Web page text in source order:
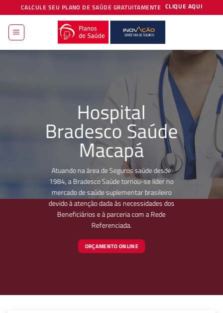
to
content
CALCULE SEU PLANO DE SAÚDE GRATUITAMENTE CLIQUE AQUI
Hospital
Bradesco Saúde
Macapá
Atuando na área de Seguros saúde desde
1984, a Bradesco Saúde tornou-se líder no
mercado de saúde suplementar brasileiro
devido à atenção dada às necessidades dos
Beneficiários e à parceria com a Rede
Referenciada.
ORÇAMENTO ONLINE